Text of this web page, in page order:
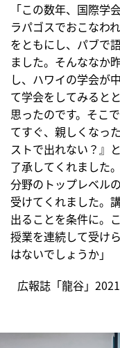
「この数年、国際学
ラパゴスでおこなわ
をともにし、パブで
ました。そんななか
し、ハワイの学会が
て学会をしてみると
思ったのです。そこ
てすぐ、親しくなっ
ストで出れない？』
了承してくれました
分野のトップレベル
受けてくれました。
出ることを条件に。
授業を連続して受け
はないでしょうか」
広報誌「龍谷」